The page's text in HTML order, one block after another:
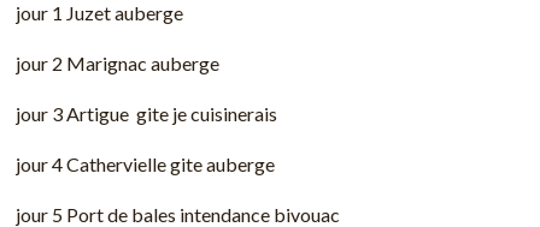
jour 1 Juzet auberge
jour 2 Marignac auberge
jour 3 Artigue gite je cuisinerais
jour 4 Cathervielle gite auberge
jour 5 Port de bales intendance bivouac